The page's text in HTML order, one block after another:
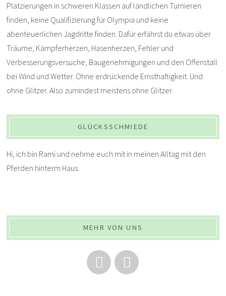
Platzierungen in schweren Klassen auf ländlichen Turnieren
finden, keine Qualifizierung für Olympia und keine
abenteuerlichen Jagdritte finden. Dafür erfährst du etwas über
Träume, Kämpferherzen, Hasenherzen, Fehler und
Verbesserungsversuche, Baugenehmigungen und den Offenstall
bei Wind und Wetter. Ohne erdrückende Ernsthaftigkeit. Und
ohne Glitzer. Also zumindest meistens ohne Glitzer.
GLÜCKSSCHMIEDE
Hi, ich bin Rami und nehme euch mit in meinen Alltag mit den
Pferden hinterm Haus.
MEHR VON UNS